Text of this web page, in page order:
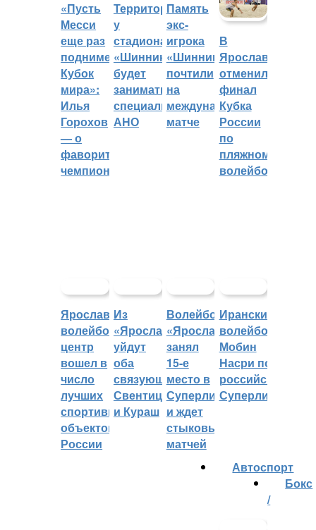
«Пусть
Месси
еще раз
поднимет
Кубок
мира»:
Илья
Горохов
— о
фаворитах
чемпионата
Территорией
у
стадиона
«Шинник»
будет
заниматься
специальное
АНО
Память
экс-
игрока
«Шинника»
почтили
на
международном
матче
В
Ярославле
отменили
финал
Кубка
России
по
пляжному
волейболу
Ярославский
волейбольный
центр
вошел в
число
лучших
спортивных
объектов
России
Из
«Ярославича»
уйдут
оба
связующих:
Свентицкис
и Кураш
Волейбольный
«Ярославич»
занял
15-е
место в
Суперлиге
и ждет
стыковых
матчей
Иранский
волейболист
Мобин
Насри покинет
российскую
Суперлигу
Автоспорт
Бокс
/